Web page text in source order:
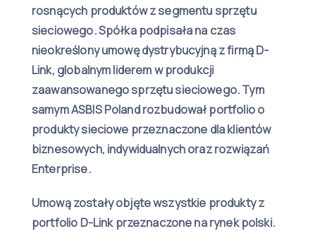
rosnących produktów z segmentu sprzętu
sieciowego. Spółka podpisała na czas
nieokreślony umowę dystrybucyjną z firmą D-
Link, globalnym liderem w produkcji
zaawansowanego sprzętu sieciowego. Tym
samym ASBIS Poland rozbudował portfolio o
produkty sieciowe przeznaczone dla klientów
biznesowych, indywidualnych oraz rozwiązań
Enterprise.
Umową zostały objęte wszystkie produkty z
portfolio D-Link przeznaczone na rynek polski.